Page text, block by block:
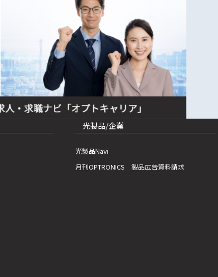
光製品/企業
光製品Navi
月刊OPTRONICS 製品広告資料請求